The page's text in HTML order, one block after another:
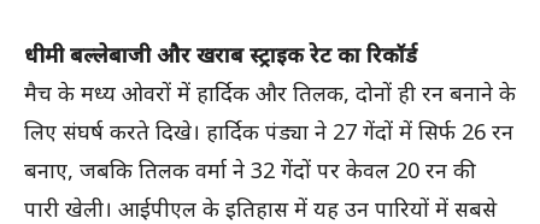
धीमी बल्लेबाजी और खराब स्ट्राइक रेट का रिकॉर्ड
मैच के मध्य ओवरों में हार्दिक और तिलक, दोनों ही रन बनाने के
लिए संघर्ष करते दिखे। हार्दिक पंड्या ने 27 गेंदों में सिर्फ 26 रन
बनाए, जबकि तिलक वर्मा ने 32 गेंदों पर केवल 20 रन की
पारी खेली। आईपीएल के इतिहास में यह उन पारियों में सबसे